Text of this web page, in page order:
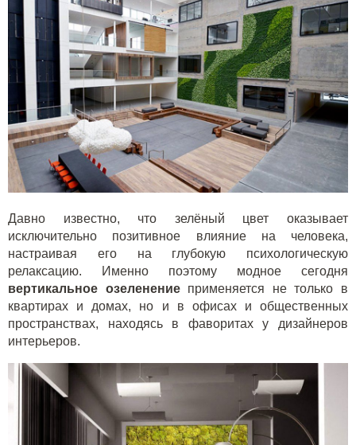
Давно известно, что зелёный цвет оказывает
исключительно позитивное влияние на человека,
настраивая его на глубокую психологическую
релаксацию. Именно поэтому модное сегодня
вертикальное озеленениеприменяется не только в
квартирах и домах, но и в офисах и общественных
пространствах, находясь в фаворитах у дизайнеров
интерьеров.